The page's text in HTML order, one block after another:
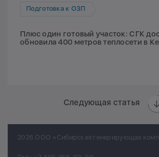
Подготовка к ОЗП
Плюс один готовый участок: СГК
обновила 400 метров теплосети в
Следующая статья
2026 ООО «Сибирская генерирующая